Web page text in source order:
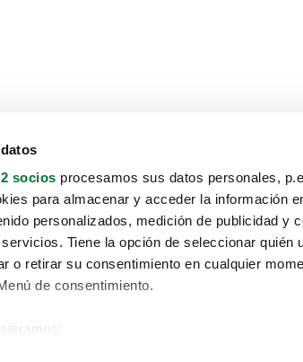
socios procesamos sus datos personales,
para almacenar y acceder la información
personalizados, medición de publicidad y
Tiene la opción de seleccionar quién
o retirar su consentimiento en cualquier
de consentimiento.